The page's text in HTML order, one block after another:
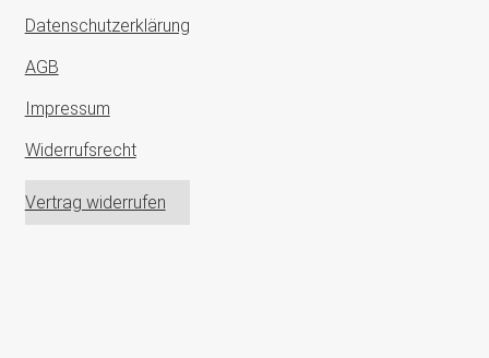
Datenschutzerklärung
AGB
Impressum
Widerrufsrecht
Vertrag widerrufen